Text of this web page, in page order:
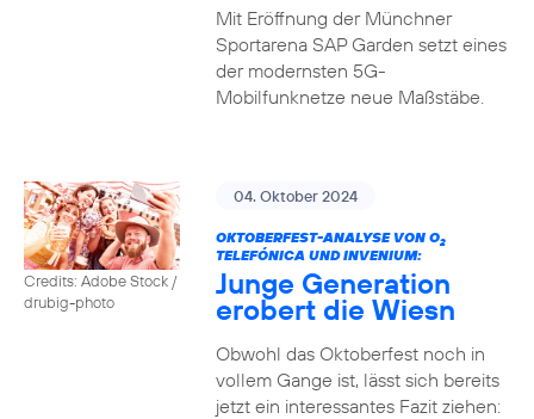
Mit Eröffnung der Münchner
Sportarena SAP Garden setzt eines
der modernsten 5G-
Mobilfunknetze neue Maßstäbe.
Credits: Adobe Stock /
drubig-photo
04. Oktober 2024
OKTOBERFEST-ANALYSE VON O2
TELEFÓNICA UND INVENIUM:
Junge Generation
erobert die Wiesn
Obwohl das Oktoberfest noch in
vollem Gange ist, lässt sich bereits
jetzt ein interessantes Fazit ziehen: